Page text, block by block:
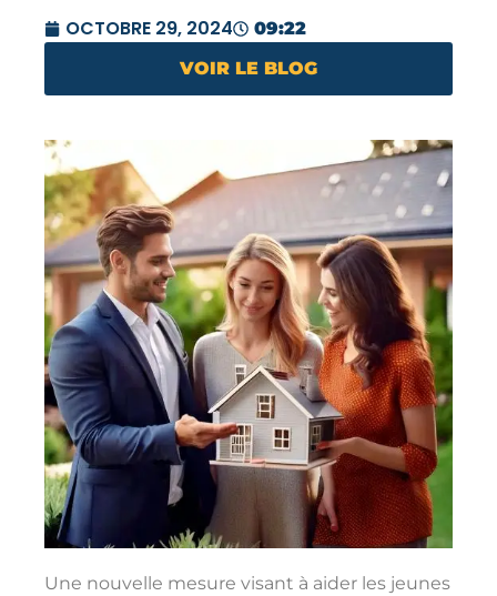
OCTOBRE 29, 2024
09:22
VOIR LE BLOG
Une nouvelle mesure visant à aider les jeunes